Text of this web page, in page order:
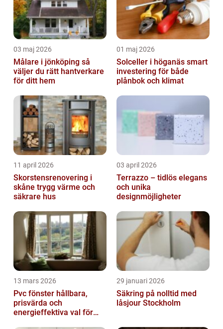
03 maj 2026
Målare i jönköping så
väljer du rätt hantverkare
för ditt hem
01 maj 2026
Solceller i höganäs smart
investering för både
plånbok och klimat
11 april 2026
Skorstensrenovering i
skåne trygg värme och
säkrare hus
03 april 2026
Terrazzo – tidlös elegans
och unika
designmöjligheter
13 mars 2026
Pvc fönster hållbara,
prisvärda och
energieffektiva val för
29 januari 2026
Säkring på nolltid med
låsjour Stockholm